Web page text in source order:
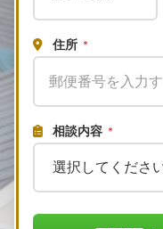
住所 *
相談内容 *